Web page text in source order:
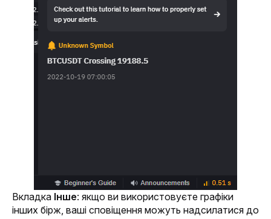
Вкладка Інше: якщо ви використовуєте графіки
інших бірж, ваші сповіщення можуть надсилатися до